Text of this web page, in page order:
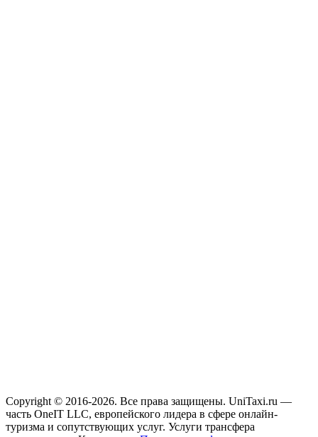
Copyright © 2016-2026. Все права защищены. UniTaxi.ru —
часть OneIT LLC, европейского лидера в сфере онлайн-
туризма и сопутствующих услуг. Услуги трансфера